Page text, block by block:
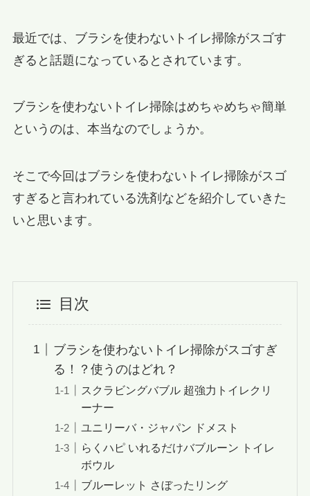
最近では、ブラシを使わないトイレ掃除がスゴす
ぎると話題になっているとされています。
ブラシを使わないトイレ掃除はめちゃめちゃ簡単
というのは、本当なのでしょうか。
そこで今回はブラシを使わないトイレ掃除がスゴ
すぎると言われている洗剤などを紹介していきた
いと思います。
目次
ブラシを使わないトイレ掃除がスゴすぎ
る！？使うのはどれ？
スクラビングバブル 超強力トイレクリ
ーナー
ユニリーバ・ジャパン ドメスト
らくハピ いれるだけバブルーン トイレ
ボウル
ブルーレット さぼったリング